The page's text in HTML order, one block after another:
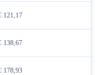
121,17
138,67
178,93